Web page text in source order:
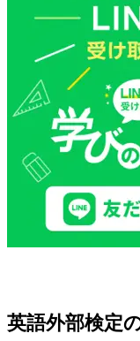
英語外部検定